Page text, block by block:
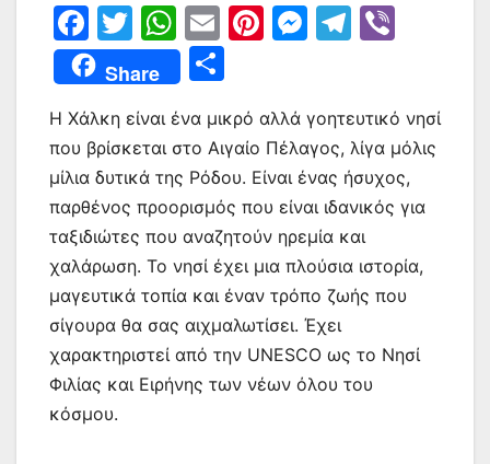
F
a
c
e
b
o
o
k
T
w
itt
er
W
h
at
s
A
p
p
E
m
ai
l
Pi
e
st
M
s
e
n
g
er
T
gr
a
m
Share
ρ
α
σ
τε
ίτ
ε
Η Χάλκη είναι ένα μικρό αλλά γοητευτικό νησί
που βρίσκεται στο Αιγαίο Πέλαγος, λίγα μόλις
μίλια δυτικά της Ρόδου. Είναι ένας ήσυχος,
παρθένος προορισμός που είναι ιδανικός για
ταξιδιώτες που αναζητούν ηρεμία και
χαλάρωση. Το νησί έχει μια πλούσια ιστορία,
μαγευτικά τοπία και έναν τρόπο ζωής που
σίγουρα θα σας αιχμαλωτίσει. Έχει
χαρακτηριστεί από την UNESCO ως το Νησί
Φιλίας και Ειρήνης των νέων όλου του
κόσμου.